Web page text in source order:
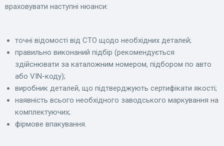
враховувати наступні нюанси:
точні відомості від СТО щодо необхідних деталей;
правильно виконаний підбір (рекомендується
здійснювати за каталожним номером, підбором по авто
або VIN-коду);
виробник деталей, що підтверджують сертифікати якості;
наявність всього необхідного заводського маркування на
комплектуючих;
фірмове впакування.